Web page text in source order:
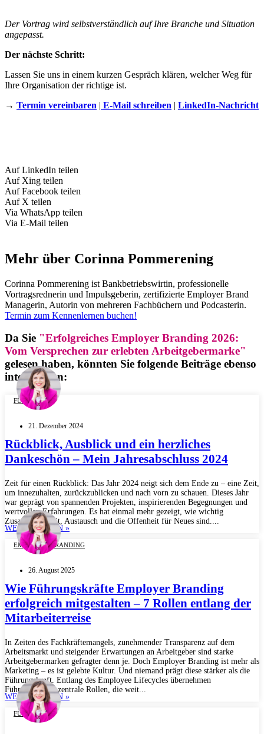
Der Vortrag wird selbstverständlich auf Ihre Branche und Situation
angepasst.
Der nächste Schritt:
Lassen Sie uns in einem kurzen Gespräch klären, welcher Weg für
Ihre Organisation der richtige ist.
→ Termin vereinbaren | E-Mail schreiben | LinkedIn-Nachricht
Auf LinkedIn teilen
Auf Xing teilen
Auf Facebook teilen
Auf X teilen
Via WhatsApp teilen
Via E-Mail teilen
Mehr über Corinna Pommerening
Corinna Pommerening ist Bankbetriebswirtin, professionelle
Vortragsrednerin und Impulsgeberin, zertifizierte Employer Brand
Managerin, Autorin von mehreren Fachbüchern und Podcasterin.
Termin zum Kennenlernen buchen!
Da Sie "Erfolgreiches Employer Branding 2026:
Vom Versprechen zur erlebten Arbeitgebermarke"
gelesen haben, könnten Sie folgende Beiträge ebenso
interessieren:
FÜHRUNG
21. Dezember 2024
Rückblick, Ausblick und ein herzliches
Dankeschön – Mein Jahresabschluss 2024
Zeit für einen Rückblick: Das Jahr 2024 neigt sich dem Ende zu – eine Zeit,
um innezuhalten, zurückzublicken und nach vorn zu schauen. Dieses Jahr
war geprägt von spannenden Projekten, inspirierenden Begegnungen und
wertvollen Erfahrungen. Es hat einmal mehr gezeigt, wie wichtig
Zusammenarbeit, Austausch und die Offenheit für Neues sind....
WEITERLESEN »
EMPLOYER BRANDING
26. August 2025
Wie Führungskräfte Employer Branding
erfolgreich mitgestalten – 7 Rollen entlang der
Mitarbeiterreise
In Zeiten des Fachkräftemangels, zunehmender Transparenz auf dem
Arbeitsmarkt und steigender Erwartungen an Arbeitgeber sind starke
Arbeitgebermarken gefragter denn je. Doch Employer Branding ist mehr als
Marketing – es ist gelebte Kultur. Und niemand prägt diese stärker als die
Führungskraft. Entlang des Employee Lifecycles übernehmen
Führungskräfte zentrale Rollen, die weit...
WEITERLESEN »
FÜHRUNG